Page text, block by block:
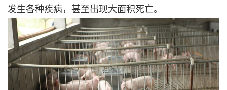
发生各种疾病，甚至出现大面积死亡。